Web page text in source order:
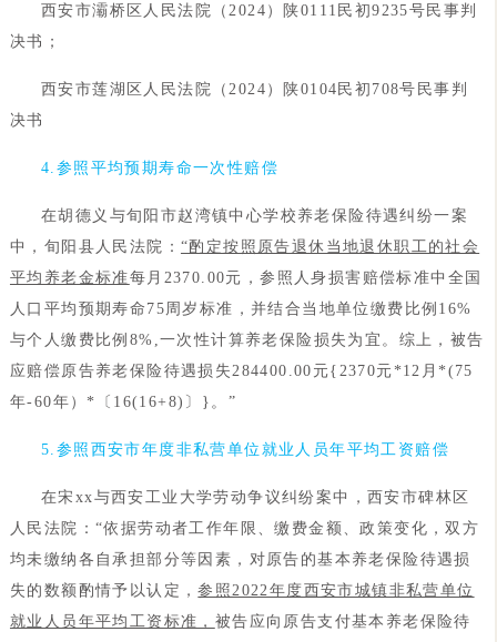
西安市灞桥区人民法院（2024）陕0111民初9235号民事判
决书；
西安市莲湖区人民法院（2024）陕0104民初708号民事判
决书
4.参照平均预期寿命一次性赔偿
在胡德义与旬阳市赵湾镇中心学校养老保险待遇纠纷一案
中，旬阳县人民法院： “酌定按照原告退休当地退休职工的社会
平均养老金标准每月2370.00元，参照人身损害赔偿标准中全国
人口平均预期寿命75周岁标准，并结合当地单位缴费比例16%
与个人缴费比例8%,一次性计算养老保险损失为宜。综上，被告
应赔偿原告养老保险待遇损失284400.00元{2370元*12月*(75
年-60年）*〔16(16+8)〕}。”
5.参照西安市年度非私营单位就业人员年平均工资赔偿
在宋xx与西安工业大学劳动争议纠纷案中，西安市碑林区
人民法院：“依据劳动者工作年限、缴费金额、政策变化，双方
均未缴纳各自承担部分等因素，对原告的基本养老保险待遇损
失的数额酌情予以认定，参照2022年度西安市城镇非私营单位
就业人员年平均工资标准， 被告应向原告支付基本养老保险待